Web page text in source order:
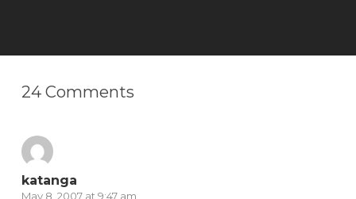
24 Comments
katanga
May 8, 2007 at 9:47 am